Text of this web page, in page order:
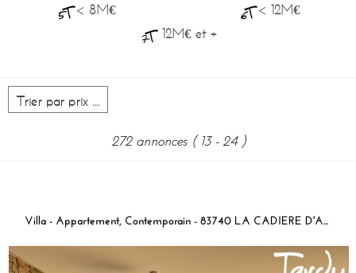
< 8M€
< 12M€
12M€ et +
272 annonces ( 13 - 24 )
Villa - Appartement, Contemporain - 83740 LA CADIERE D'AZUR